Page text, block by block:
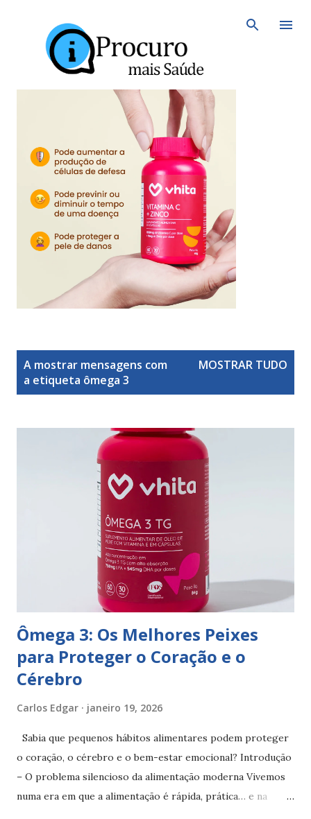
A mostrar mensagens com
a etiqueta ômega 3
MOSTRAR TUDO
Ômega 3: Os Melhores Peixes
para Proteger o Coração e o
Cérebro
Carlos Edgar janeiro 19, 2026
Sabia que pequenos hábitos alimentares podem proteger
o coração, o cérebro e o bem-estar emocional? Introdução
– O problema silencioso da alimentação moderna Vivemos
numa era em que a alimentação é rápida, prática… e na